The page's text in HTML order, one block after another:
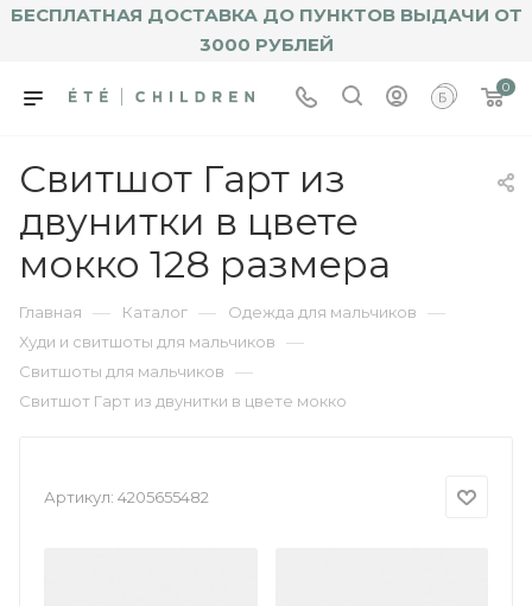
БЕСПЛАТНАЯ ДОСТАВКА ДО ПУНКТОВ ВЫДАЧИ ОТ
3000 РУБЛЕЙ
0
Свитшот Гарт из
двунитки в цвете
мокко 128 размера
Главная — Каталог — Одежда для мальчиков —
Худи и свитшоты для мальчиков —
Свитшоты для мальчиков —
Свитшот Гарт из двунитки в цвете мокко
Артикул: 4205655482